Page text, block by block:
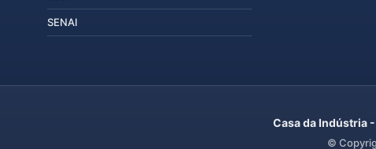
SENAI
Casa da Indústria
©